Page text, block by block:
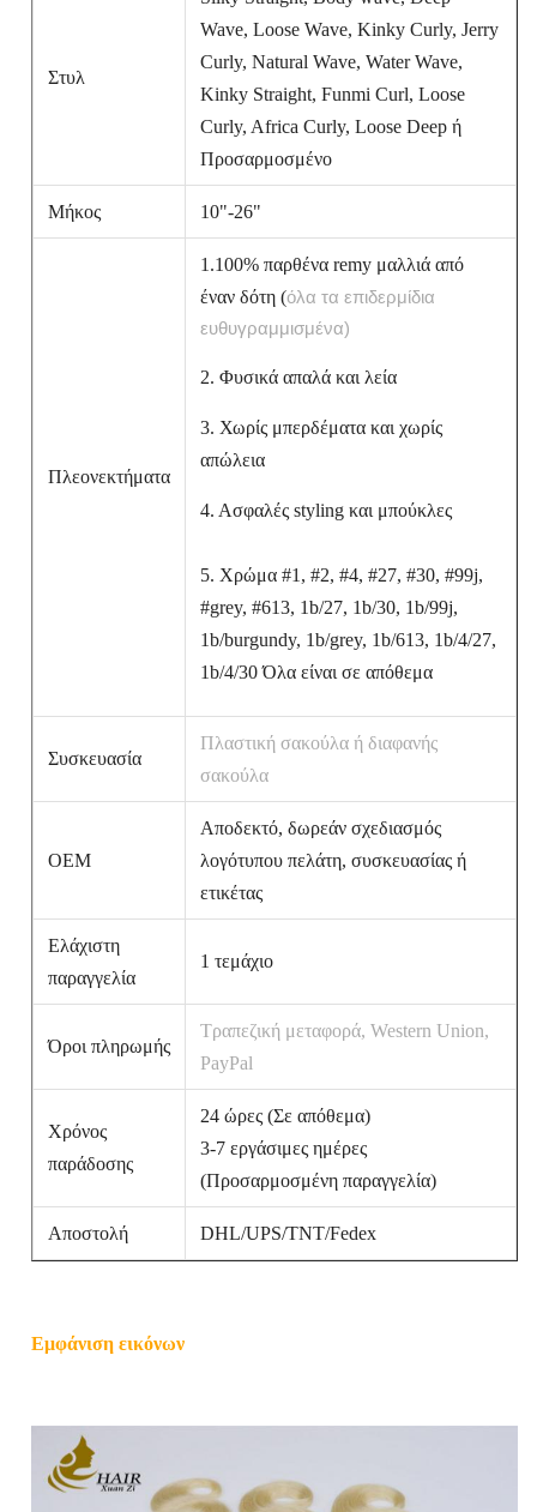
Στυλ
Wave, Loose Wave, Kinky Curly, Jerry
Curly, Natural Wave, Water Wave,
Kinky Straight, Funmi Curl, Loose
Curly, Africa Curly, Loose Deep ή
Προσαρμοσμένο
Μήκος 10"-26"
Πλεονεκτήματα
1.100% παρθένα remy μαλλιά από
έναν δότη (όλα τα επιδερμίδια
ευθυγραμμισμένα)
2. Φυσικά απαλά και λεία
3. Χωρίς μπερδέματα και χωρίς
απώλεια
4. Ασφαλές styling και μπούκλες
5. Χρώμα #1, #2, #4, #27, #30, #99j,
#grey, #613, 1b/27, 1b/30, 1b/99j,
1b/burgundy, 1b/grey, 1b/613, 1b/4/27,
1b/4/30 Όλα είναι σε απόθεμα
Συσκευασία
Πλαστική σακούλα ή διαφανής
σακούλα
OEM
Αποδεκτό, δωρεάν σχεδιασμός
λογότυπου πελάτη, συσκευασίας ή
ετικέτας
Ελάχιστη
παραγγελία
1 τεμάχιο
Όροι πληρωμής
Τραπεζική μεταφορά, Western Union,
PayPal
Χρόνος
παράδοσης
24 ώρες (Σε απόθεμα)
3-7 εργάσιμες ημέρες
(Προσαρμοσμένη παραγγελία)
Αποστολή DHL/UPS/TNT/Fedex
Εμφάνιση εικόνων